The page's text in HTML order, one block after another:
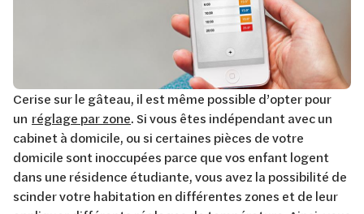
Cerise sur le gâteau, il est même possible d’opter pour
un réglage par zone. Si vous êtes indépendant avec un
cabinet à domicile, ou si certaines pièces de votre
domicile sont inoccupées parce que vos enfant logent
dans une résidence étudiante, vous avez la possibilité de
scinder votre habitation en différentes zones et de leur